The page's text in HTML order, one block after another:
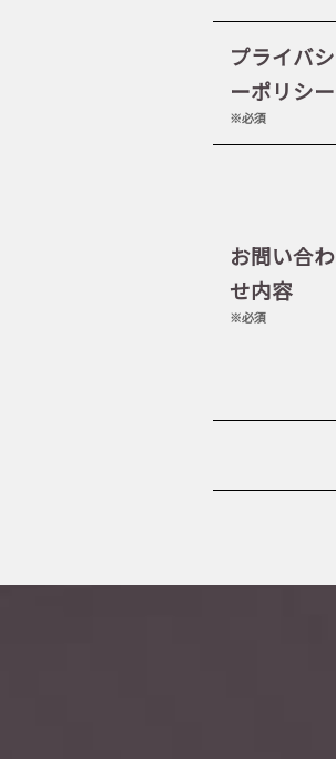
プライバシ
ーポリシー
※必須
お問い合わ
せ内容
※必須